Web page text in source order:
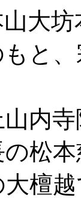
大坊
と
内寺
松
檀